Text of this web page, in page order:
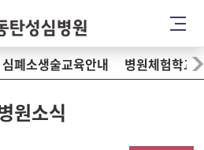
심폐소생술교육안내 병원체험학교
원소식